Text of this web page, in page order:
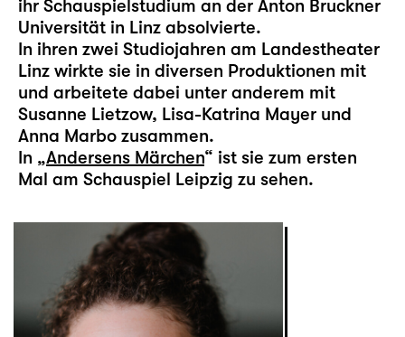
ihr Schauspielstudium an der Anton Bruckner
Universität in Linz absolvierte.
In ihren zwei Studiojahren am Landestheater
Linz wirkte sie in diversen Produktionen mit
und arbeitete dabei unter anderem mit
Susanne Lietzow, Lisa-Katrina Mayer und
Anna Marbo zusammen.
In „Andersens Märchen“ ist sie zum ersten
Mal am Schauspiel Leipzig zu sehen.